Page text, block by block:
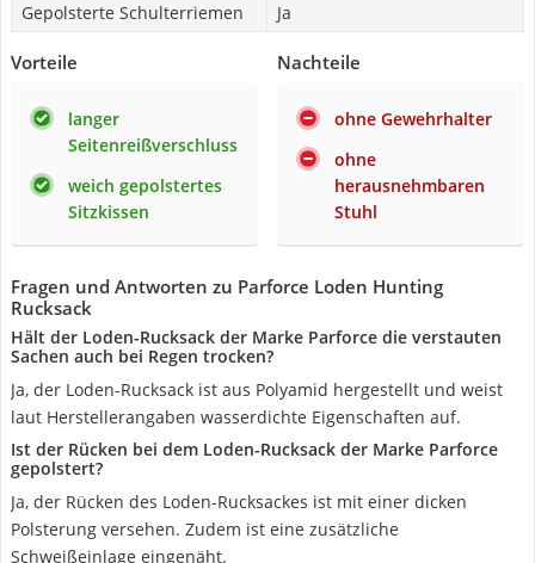
Gepolsterte Schulterriemen
Ja
Vorteile
langer
Seitenreißverschluss
weich gepolstertes
Sitzkissen
Nachteile
ohne Gewehrhalter
ohne
herausnehmbaren
Stuhl
Fragen und Antworten zu Parforce Loden Hunting
Rucksack
Hält der Loden-Rucksack der Marke Parforce die verstauten
Sachen auch bei Regen trocken?
Ja, der Loden-Rucksack ist aus Polyamid hergestellt und weist
laut Herstellerangaben wasserdichte Eigenschaften auf.
Ist der Rücken bei dem Loden-Rucksack der Marke Parforce
gepolstert?
Ja, der Rücken des Loden-Rucksackes ist mit einer dicken
Polsterung versehen. Zudem ist eine zusätzliche
Schweißeinlage eingenäht.